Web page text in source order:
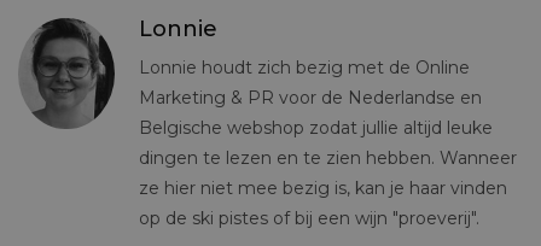
Lonnie
Lonnie houdt zich bezig met de Online
Marketing & PR voor de Nederlandse en
Belgische webshop zodat jullie altijd leuke
dingen te lezen en te zien hebben. Wanneer
ze hier niet mee bezig is, kan je haar vinden
op de ski pistes of bij een wijn "proeverij".